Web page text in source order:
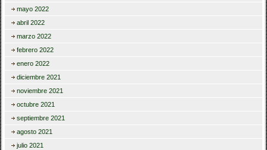
mayo 2022
abril 2022
marzo 2022
febrero 2022
enero 2022
diciembre 2021
noviembre 2021
octubre 2021
septiembre 2021
agosto 2021
julio 2021